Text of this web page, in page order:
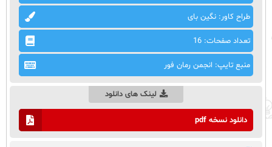
طراح کاور: نگین بای
تعداد صفحات: 16
منبع تایپ: انجمن رمان فور
لینک های دانلود
دانلود نسخه pdf